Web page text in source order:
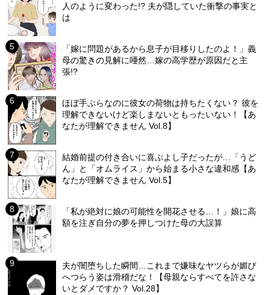
人のように変わった!? 夫が隠していた衝撃の事実と
は
「嫁に問題があるから息子が目移りしたのよ！」義
母の驚きの見解に唖然…嫁の高学歴が原因だと主
張!?
ほぼ手ぶらなのに彼女の荷物は持ちたくない？ 彼を
理解できないけど楽しまないともったいない！【あ
なたが理解できません Vol.8】
結婚前提の付き合いに喜ぶよし子だったが…「うど
ん」と「オムライス」から始まる小さな違和感【あ
なたが理解できません Vol.5】
「私が絶対に娘の可能性を開花させる…！」娘に高
額を注ぎ自分の夢を押しつけた母の大誤算
夫が闇堕ちした瞬間…これまで嫌味なヤツらが媚び
へつらう姿は滑稽だな！【母親ならすべてを許さな
いとダメですか？ Vol.28】